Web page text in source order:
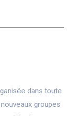
dans toute
groupes